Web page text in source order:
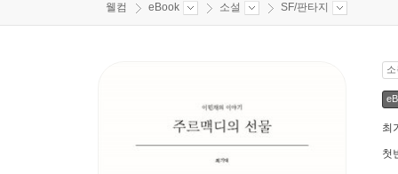
웰컴 eBook 소설 SF/판타지
최
첫